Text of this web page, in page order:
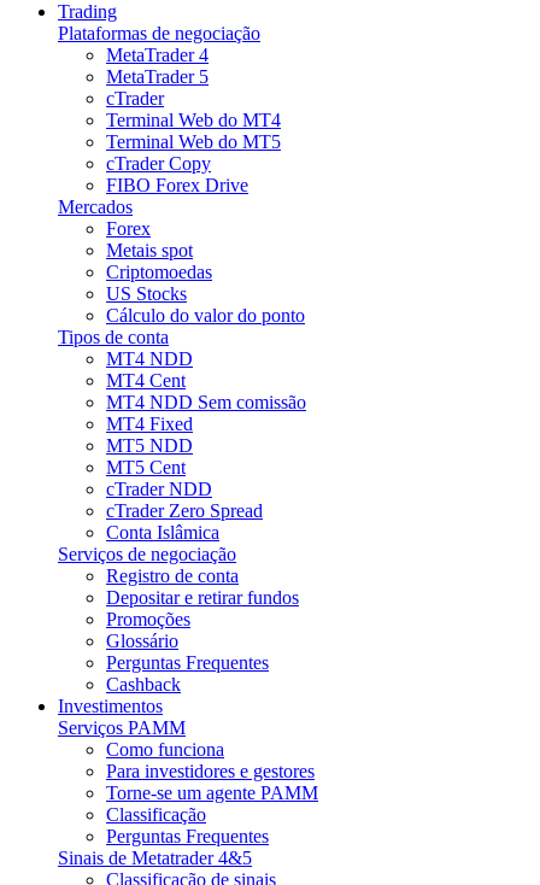
Trading
Plataformas de negociação
MetaTrader 4
MetaTrader 5
cTrader
Terminal Web do MT4
Terminal Web do MT5
cTrader Copy
FIBO Forex Drive
Mercados
Forex
Metais spot
Criptomoedas
US Stocks
Cálculo do valor do ponto
Tipos de conta
MT4 NDD
MT4 Cent
MT4 NDD Sem comissão
MT4 Fixed
MT5 NDD
MT5 Cent
cTrader NDD
cTrader Zero Spread
Conta Islâmica
Serviços de negociação
Registro de conta
Depositar e retirar fundos
Promoções
Glossário
Perguntas Frequentes
Cashback
Investimentos
Serviços PAMM
Como funciona
Para investidores e gestores
Torne-se um agente PAMM
Classificação
Perguntas Frequentes
Sinais de Metatrader 4&5
Classificação de sinais